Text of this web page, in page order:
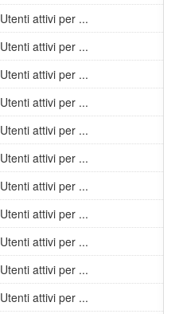
Utenti attivi per ...
Utenti attivi per ...
Utenti attivi per ...
Utenti attivi per ...
Utenti attivi per ...
Utenti attivi per ...
Utenti attivi per ...
Utenti attivi per ...
Utenti attivi per ...
Utenti attivi per ...
Utenti attivi per ...